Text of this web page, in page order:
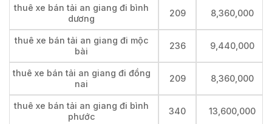
thuê xe bán tải an giang đi bình
dương
209 8,360,000
thuê xe bán tải an giang đi mộc
bài
236 9,440,000
thuê xe bán tải an giang đi đồng
nai
209 8,360,000
thuê xe bán tải an giang đi bình
phước
340 13,600,000